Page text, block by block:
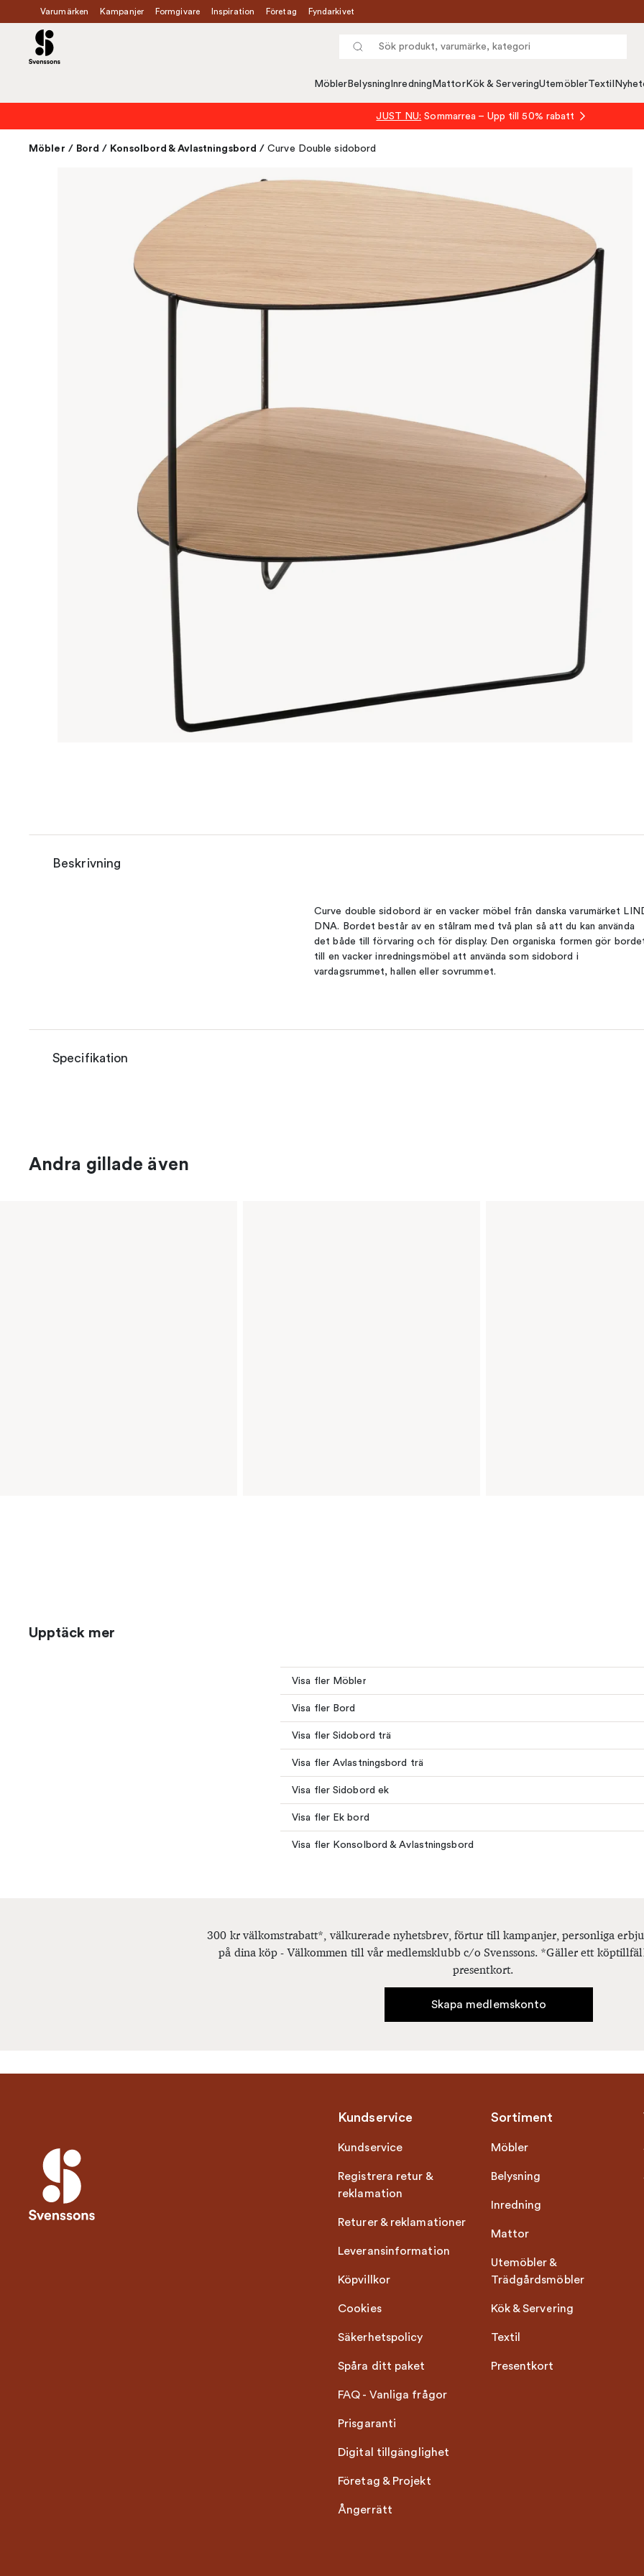
Varumärken Kampanjer Formgivare Inspiration Företag Fyndarkivet
Möbler Belysning Inredning MattorKök & ServeringUtemöblerTextil
JUST NU: Sommarrea – Upp till 50% rabatt
Möbler / Bord / Konsolbord & Avlastningsbord / Curve Double sidobord
Beskrivning
Curve double sidobord är en vacker möbel från danska varumärket
DNA. Bordet består av en stålram med två plan så att du kan använda
det både till förvaring och för display. Den organiska formen gör
till en vacker inredningsmöbel att använda som sidobord i
vardagsrummet, hallen eller sovrummet.
Specifikation
Andra gillade även
Upptäck mer
Visa fler Möbler
Visa fler Bord
Visa fler Sidobord trä
Visa fler Avlastningsbord trä
Visa fler Sidobord ek
Visa fler Ek bord
Visa fler Konsolbord & Avlastningsbord
300 kr välkomstrabatt*, välkurerade nyhetsbrev, förtur till kampanjer, personliga
på dina köp - Välkommen till vår medlemsklubb c/o Svenssons. *Gäller ett
presentkort.
Skapa medlemskonto
Kundservice
Kundservice
Registrera retur &
reklamation
Returer & reklamationer
Leveransinformation
Köpvillkor
Cookies
Säkerhetspolicy
Spåra ditt paket
FAQ - Vanliga frågor
Prisgaranti
Digital tillgänglighet
Företag & Projekt
Ångerrätt
Sortiment
Möbler
Belysning
Inredning
Mattor
Utemöbler &
Trädgårdsmöbler
Kök & Servering
Textil
Presentkort